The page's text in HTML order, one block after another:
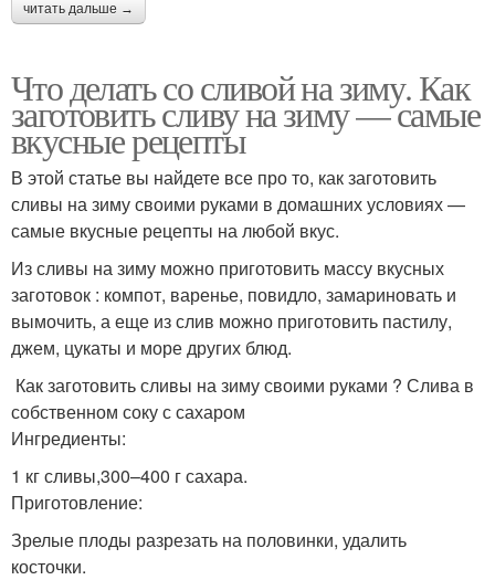
читать дальше →
Что делать со сливой на зиму. Как
заготовить сливу на зиму — самые
вкусные рецепты
В этой статье вы найдете все про то, как заготовить
сливы на зиму своими руками в домашних условиях —
самые вкусные рецепты на любой вкус.
Из сливы на зиму можно приготовить массу вкусных
заготовок : компот, варенье, повидло, замариновать и
вымочить, а еще из слив можно приготовить пастилу,
джем, цукаты и море других блюд.
Как заготовить сливы на зиму своими руками ? Слива в
собственном соку с сахаром
Ингредиенты:
1 кг сливы,300–400 г сахара.
Приготовление:
Зрелые плоды разрезать на половинки, удалить
косточки.